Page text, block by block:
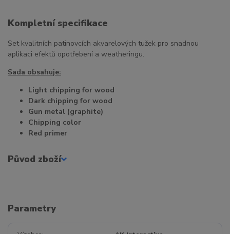
Kompletní specifikace
Set kvalitních patinovcích akvarelových tužek pro snadnou
aplikaci efektů opotřebení a weatheringu.
Sada obsahuje:
Light chipping for wood
Dark chipping for wood
Gun metal (graphite)
Chipping color
Red primer
Původ zboží
Parametry